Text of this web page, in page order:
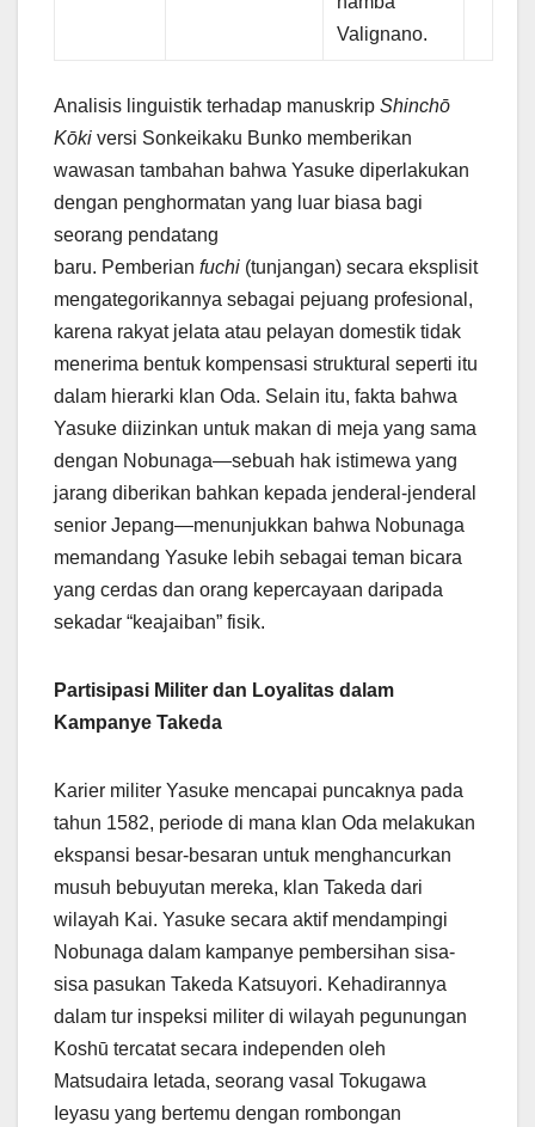
Valignano.
Analisis linguistik terhadap manuskrip Shinchō
Kōki versi Sonkeikaku Bunko memberikan
wawasan tambahan bahwa Yasuke diperlakukan
dengan penghormatan yang luar biasa bagi
seorang pendatang
baru. Pemberian fuchi (tunjangan) secara eksplisit
mengategorikannya sebagai pejuang profesional,
karena rakyat jelata atau pelayan domestik tidak
menerima bentuk kompensasi struktural seperti itu
dalam hierarki klan Oda. Selain itu, fakta bahwa
Yasuke diizinkan untuk makan di meja yang sama
dengan Nobunaga—sebuah hak istimewa yang
jarang diberikan bahkan kepada jenderal-jenderal
senior Jepang—menunjukkan bahwa Nobunaga
memandang Yasuke lebih sebagai teman bicara
yang cerdas dan orang kepercayaan daripada
sekadar “keajaiban” fisik.
Partisipasi Militer dan Loyalitas dalam
Kampanye Takeda
Karier militer Yasuke mencapai puncaknya pada
tahun 1582, periode di mana klan Oda melakukan
ekspansi besar-besaran untuk menghancurkan
musuh bebuyutan mereka, klan Takeda dari
wilayah Kai. Yasuke secara aktif mendampingi
Nobunaga dalam kampanye pembersihan sisa-
sisa pasukan Takeda Katsuyori. Kehadirannya
dalam tur inspeksi militer di wilayah pegunungan
Koshū tercatat secara independen oleh
Matsudaira Ietada, seorang vasal Tokugawa
Ieyasu yang bertemu dengan rombongan